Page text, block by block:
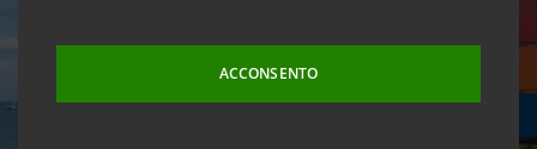
ACCONSENTO